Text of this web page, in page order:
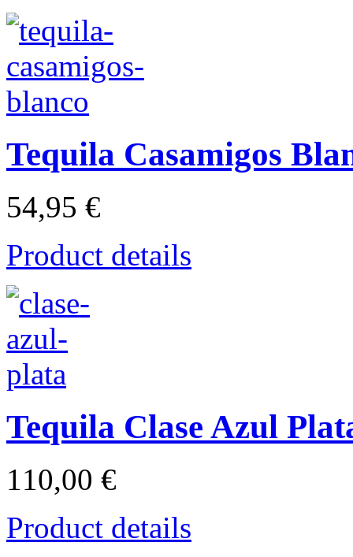
Tequila Casamigos
54,95 €
Product details
Tequila Clase Azul
110,00 €
Product details